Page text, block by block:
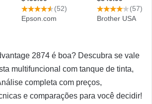
2874 é boa? Descubra se vale
multifuncional com tanque de tinta,
completa com preços,
e comparações para você decidir!